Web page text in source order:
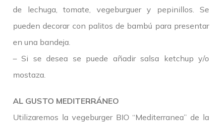
de lechuga, tomate, vegeburguer y pepinillos. Se
pueden decorar con palitos de bambú para presentar
en una bandeja.
– Si se desea se puede añadir salsa ketchup y/o
mostaza.
AL GUSTO MEDITERRÁNEO
Utilizaremos la vegeburger BIO “Mediterranea” de la